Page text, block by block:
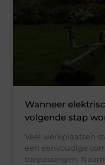
Wanneer
volgende stap
Veel werkplaatsen
een eenvoudige
toepassingen.